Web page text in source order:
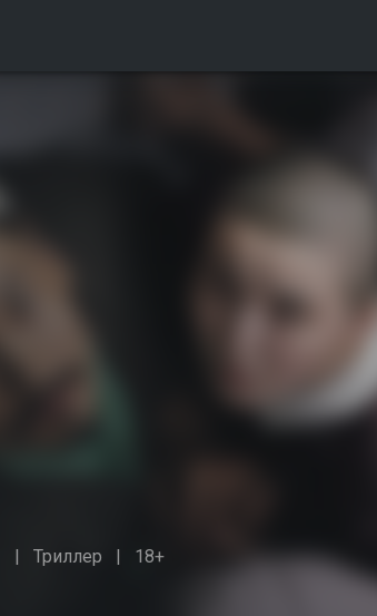
Триллер 18+